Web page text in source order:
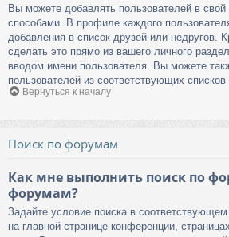
Вы можете добавлять пользователей в
способами. В профиле каждого
добавления в список друзей или недругов.
сделать это прямо из вашего личного
вводом имени пользователя. Вы можете
пользователей из соответствующих
Вернуться к началу
Поиск по форумам
Как мне выполнить поиск по
форумам?
Задайте условие поиска в
на главной странице конференции,